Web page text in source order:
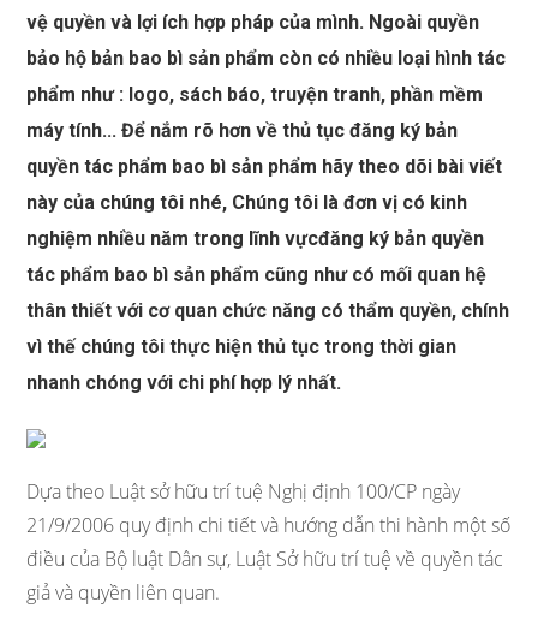
vệ quyền và lợi ích hợp pháp của mình. Ngoài quyền
bảo hộ bản bao bì sản phẩm còn có nhiều loại hình tác
phẩm như : logo, sách báo, truyện tranh, phần mềm
máy tính... Để nắm rõ hơn về thủ tục đăng ký bản
quyền tác phẩm bao bì sản phẩm hãy theo dõi bài viết
này của chúng tôi nhé, Chúng tôi là đơn vị có kinh
nghiệm nhiều năm trong lĩnh vựcđăng ký bản quyền
tác phẩm bao bì sản phẩm cũng như có mối quan hệ
thân thiết với cơ quan chức năng có thẩm quyền, chính
vì thế chúng tôi thực hiện thủ tục trong thời gian
nhanh chóng với chi phí hợp lý nhất.
Dựa theo Luật sở hữu trí tuệ Nghị định 100/CP ngày
21/9/2006 quy định chi tiết và hướng dẫn thi hành một số
điều của Bộ luật Dân sự, Luật Sở hữu trí tuệ về quyền tác
giả và quyền liên quan.